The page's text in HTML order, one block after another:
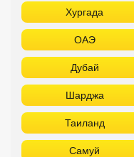
Хургада
ОАЭ
Дубай
Шарджа
Таиланд
Самуй